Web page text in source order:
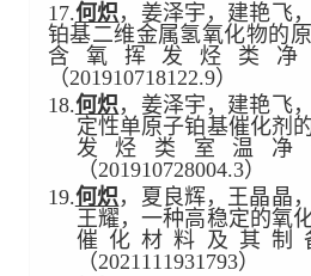
17.何炽，姜泽宇，建艳飞
铂基二维金属氢氧化物的
含氧挥发烃类净
（201910718122.9）
18.何炽，姜泽宇，建艳飞
定性单原子铂基催化剂
发烃类室温净
（201910728004.3）
19.何炽，夏良辉，王晶晶
王耀，一种高稳定的氧
催化材料及其制
（2021111931793）